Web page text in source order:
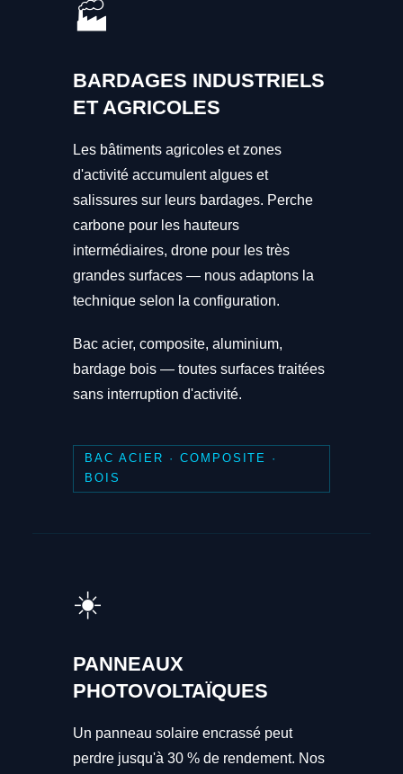
🏭
BARDAGES INDUSTRIELS
ET AGRICOLES
Les bâtiments agricoles et zones
d'activité accumulent algues et
salissures sur leurs bardages. Perche
carbone pour les hauteurs
intermédiaires, drone pour les très
grandes surfaces — nous adaptons la
technique selon la configuration.
Bac acier, composite, aluminium,
bardage bois — toutes surfaces traitées
sans interruption d'activité.
BAC ACIER · COMPOSITE ·
BOIS
☀️
PANNEAUX
PHOTOVOLTAÏQUES
Un panneau solaire encrassé peut
perdre jusqu'à 30 % de rendement. Nos